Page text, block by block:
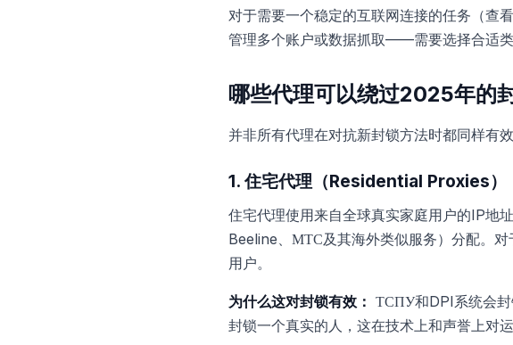
对于需要一个稳定的互联网连接的任务（查
管理多个账户或数据抓取——需要选择合适类
哪些代理可以绕过2025年的
并非所有代理在对抗新封锁方法时都同样有
1. 住宅代理（Residential Proxies）
住宅代理使用来自全球真实家庭用户的IP地
Beeline、МТС及其海外类似服务）分配。对
用户。
为什么这对封锁有效： ТСПУ和DPI系统会
封锁一个真实的人，这在技术上和声誉上对